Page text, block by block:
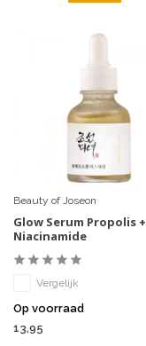
Beauty of Joseon
Glow Serum Propolis +
Niacinamide
Vergelijk
Op voorraad
13,95